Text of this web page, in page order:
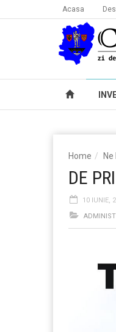
Acasa
Home
DE
10 IUNIE,